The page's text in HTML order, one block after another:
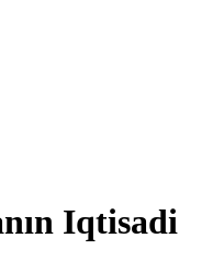
Iqtisadi